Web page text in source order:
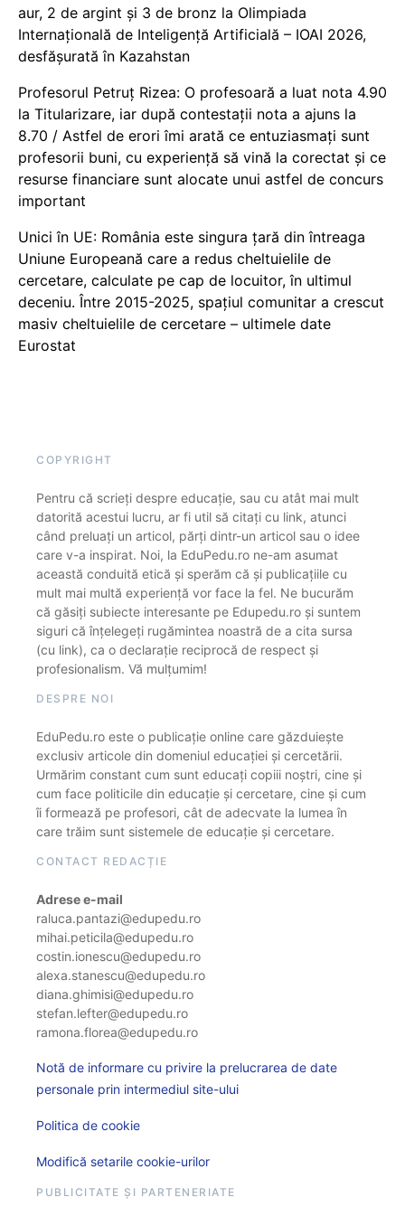
aur, 2 de argint și 3 de bronz la Olimpiada
Internațională de Inteligență Artificială – IOAI 2026,
desfășurată în Kazahstan
Profesorul Petruț Rizea: O profesoară a luat nota 4.90
la Titularizare, iar după contestații nota a ajuns la
8.70 / Astfel de erori îmi arată ce entuziasmați sunt
profesorii buni, cu experiență să vină la corectat și ce
resurse financiare sunt alocate unui astfel de concurs
important
Unici în UE: România este singura țară din întreaga
Uniune Europeană care a redus cheltuielile de
cercetare, calculate pe cap de locuitor, în ultimul
deceniu. Între 2015-2025, spațiul comunitar a crescut
masiv cheltuielile de cercetare – ultimele date
Eurostat
COPYRIGHT
Pentru că scrieți despre educație, sau cu atât mai mult
datorită acestui lucru, ar fi util să citați cu link, atunci
când preluați un articol, părți dintr-un articol sau o idee
care v-a inspirat. Noi, la EduPedu.ro ne-am asumat
această conduită etică și sperăm că și publicațiile cu
mult mai multă experiență vor face la fel. Ne bucurăm
că găsiți subiecte interesante pe Edupedu.ro și suntem
siguri că înțelegeți rugămintea noastră de a cita sursa
(cu link), ca o declarație reciprocă de respect și
profesionalism. Vă mulțumim!
DESPRE NOI
EduPedu.ro este o publicație online care găzduiește
exclusiv articole din domeniul educației și cercetării.
Urmărim constant cum sunt educați copiii noștri, cine și
cum face politicile din educație și cercetare, cine și cum
îi formează pe profesori, cât de adecvate la lumea în
care trăim sunt sistemele de educație și cercetare.
CONTACT REDACȚIE
Adrese e-mail
raluca.pantazi@edupedu.ro
mihai.peticila@edupedu.ro
costin.ionescu@edupedu.ro
alexa.stanescu@edupedu.ro
diana.ghimisi@edupedu.ro
stefan.lefter@edupedu.ro
ramona.florea@edupedu.ro
Notă de informare cu privire la prelucrarea de date
personale prin intermediul site-ului
Politica de cookie
Modifică setarile cookie-urilor
PUBLICITATE ȘI PARTENERIATE